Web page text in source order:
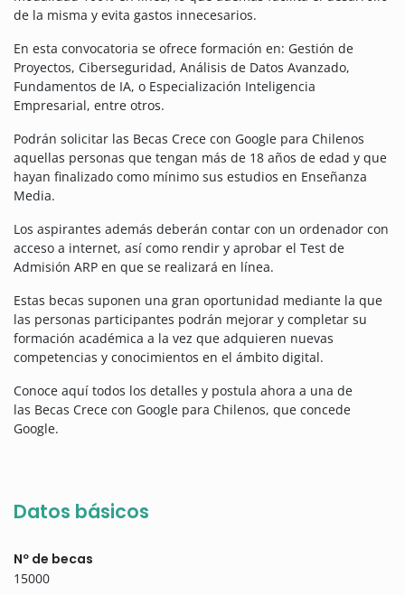
de la misma y evita gastos innecesarios.
En esta convocatoria se ofrece formación en: Gestión de
Proyectos, Ciberseguridad, Análisis de Datos Avanzado,
Fundamentos de IA, o Especialización Inteligencia
Empresarial, entre otros.
Podrán solicitar las Becas Crece con Google para Chilenos
aquellas personas que tengan más de 18 años de edad y que
hayan finalizado como mínimo sus estudios en Enseñanza
Media.
Los aspirantes además deberán contar con un ordenador con
acceso a internet, así como rendir y aprobar el Test de
Admisión ARP en que se realizará en línea.
Estas becas suponen una gran oportunidad mediante la que
las personas participantes podrán mejorar y completar su
formación académica a la vez que adquieren nuevas
competencias y conocimientos en el ámbito digital.
Conoce aquí todos los detalles y postula ahora a una de
las Becas Crece con Google para Chilenos, que concede
Google.
Datos básicos
Nº de becas
15000